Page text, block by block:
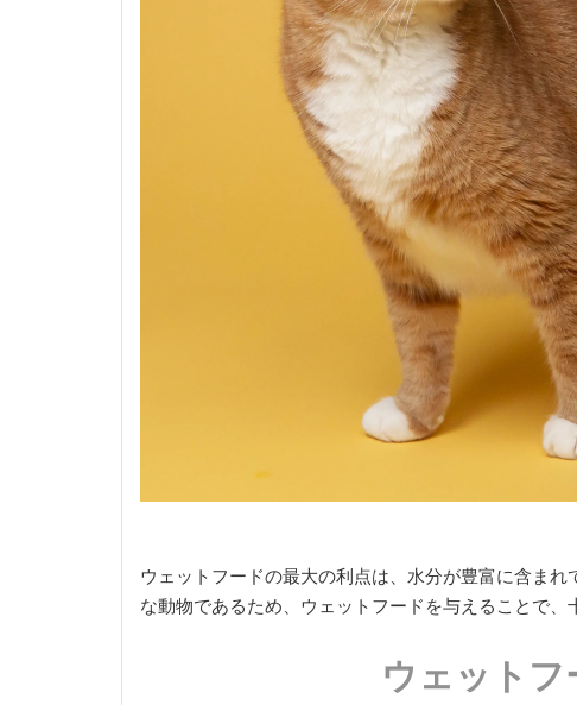
ウェットフードの最大の利点は、水分が豊富に含ま
な動物であるため、ウェットフードを与えることで、
ウェット